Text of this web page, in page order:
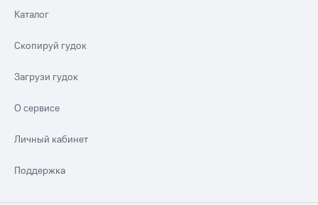
Каталог
Скопируй гудок
Загрузи гудок
О сервисе
Личный кабинет
Поддержка